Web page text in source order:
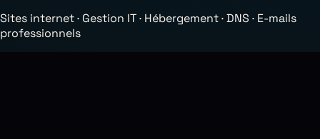
Sites internet · Gestion IT · Hébergement · DNS · E-mails
professionnels